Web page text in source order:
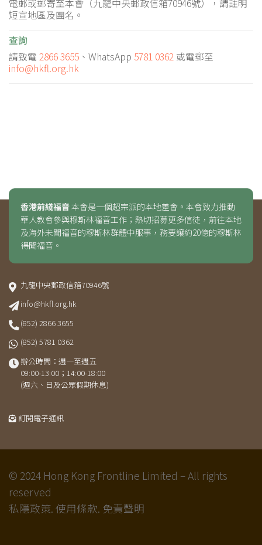
電郵或郵寄至本會（九龍中央郵政信箱70946號），請註明
短宣地區及團名。
查詢
請致電 2866 3655 、WhatsApp 5781 0362 或電郵至
info@hkfl.org.hk
香港前綫福音本會是一個超宗派的本地差會。本會致力推動
華人教會參與穆斯林福音工作；熱切招募更多信徒，前往本地
及海外未聞福音的穆斯林群體中服事，務要讓約20億的穆斯林
得聞福音。
九龍中央郵政信箱70946號
info@hkfl.org.hk
(852) 2866 3655
(852) 5781 0362
辦公時間：週一至週五
09:00-13:00；14:00-18:00
(週六、日及公眾假期休息)
訂閱電子通訊
© 2024 Hong Kong Frontline Limited – All rights
reserved
私隱政策. 使用條款. 免責聲明